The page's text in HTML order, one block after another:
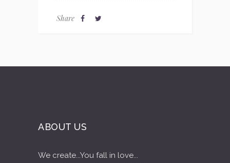
Share
ABOUT US
We create...You fall in love...